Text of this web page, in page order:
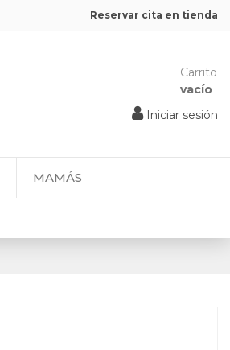
Reservar cita en tienda
Carrito
vacío
Iniciar sesión
MAMÁS